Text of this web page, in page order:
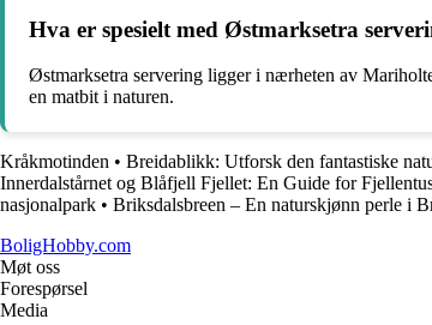
Hva er spesielt med Østmarksetra
Østmarksetra servering ligger i nærheten av
en matbit i naturen.
Kråkmotinden • Breidablikk: Utforsk den fantastiske
Innerdalstårnet og Blåfjell Fjellet: En Guide for
nasjonalpark • Briksdalsbreen – En naturskjønn perle i
BoligHobby.com
Møt oss
Forespørsel
Media